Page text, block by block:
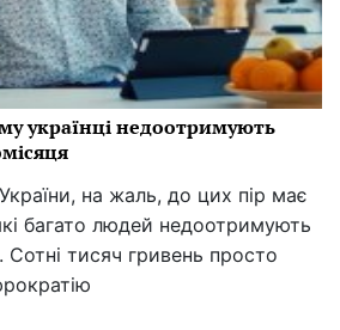
українці недоотримують
на жаль, до цих пір має
багато людей недоотримують
Сотні тисяч гривень просто